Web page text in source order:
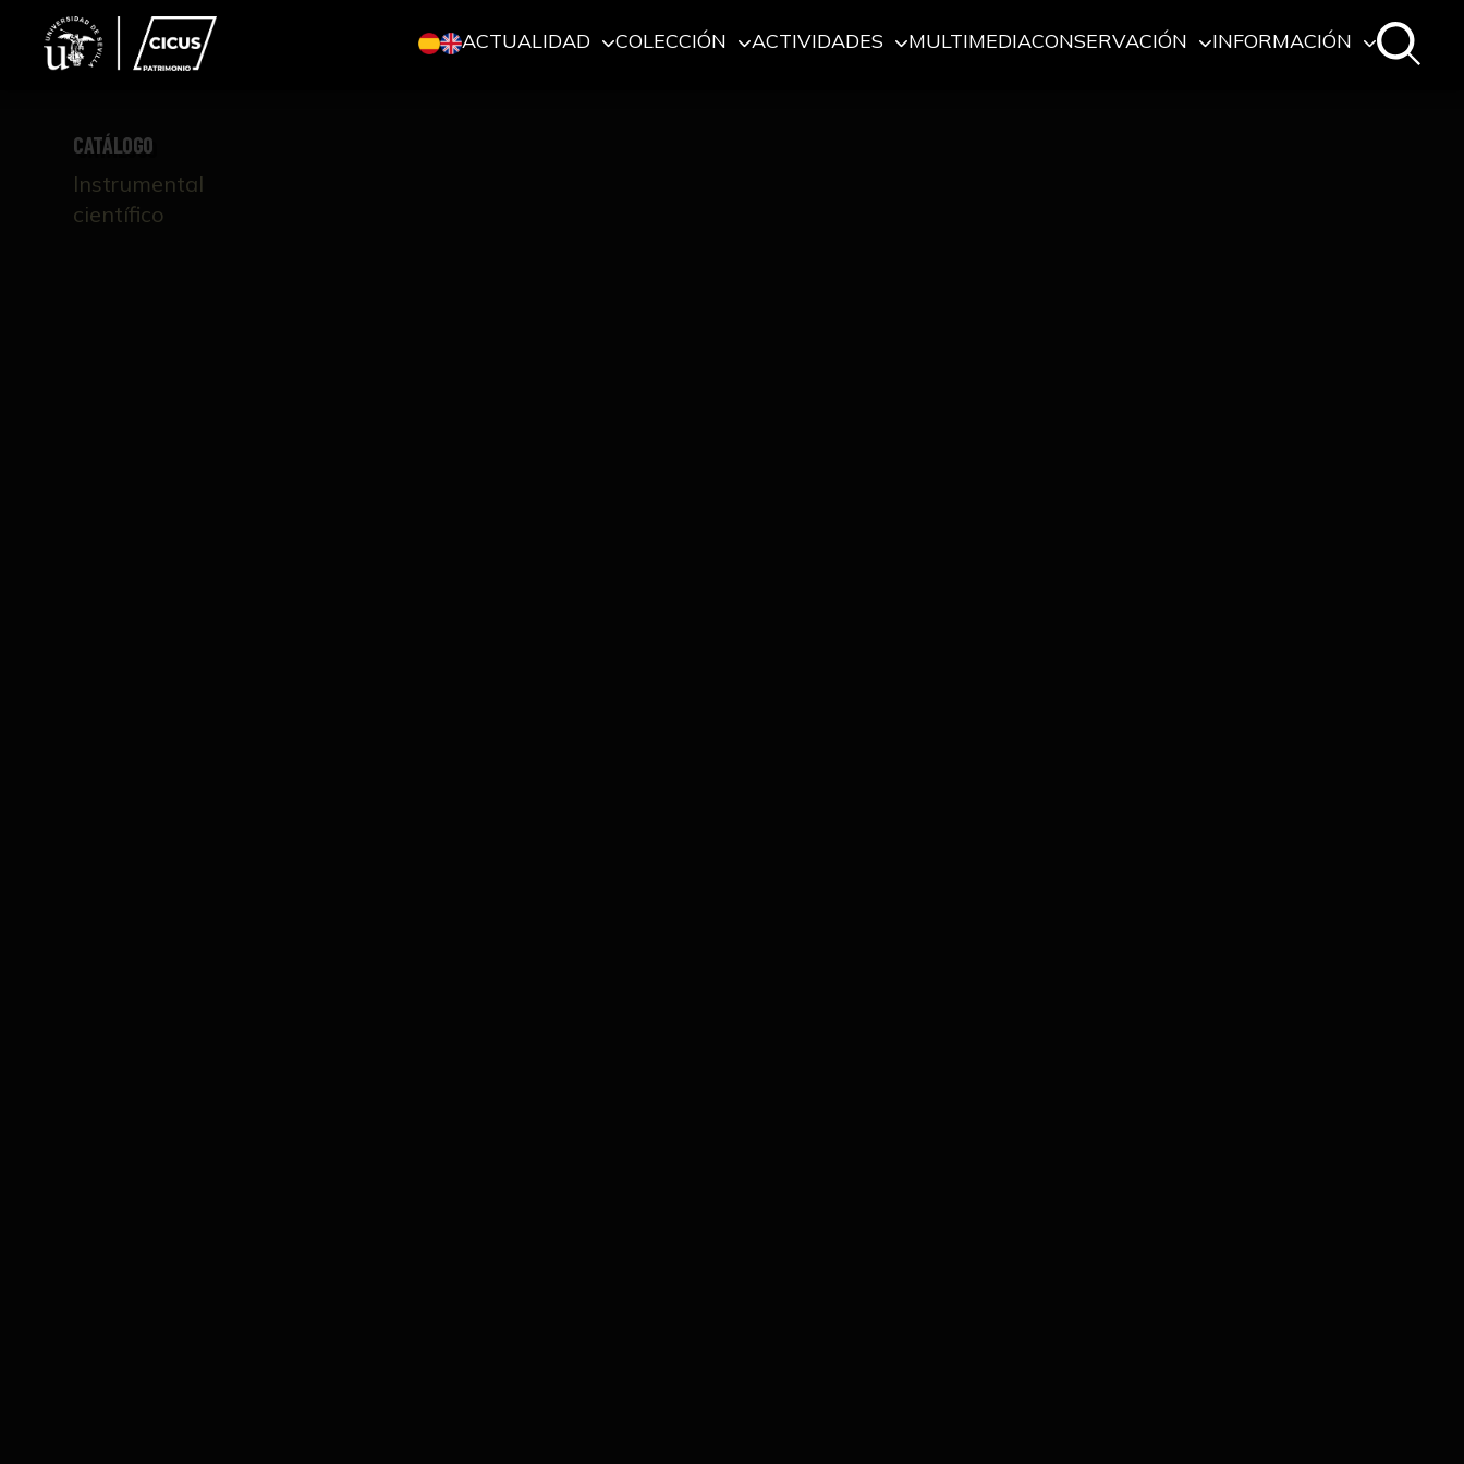
ACTUALIDAD COLECCIÓN ACTIVIDADES MULTIMEDIACONSERVACIÓN INFORMACIÓN
CATÁLOGO
Instrumental
científico